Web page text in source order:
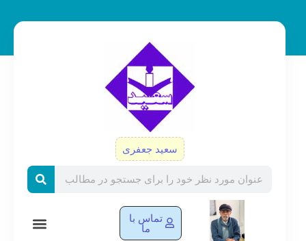
سعید جعفری
تماس با
ما